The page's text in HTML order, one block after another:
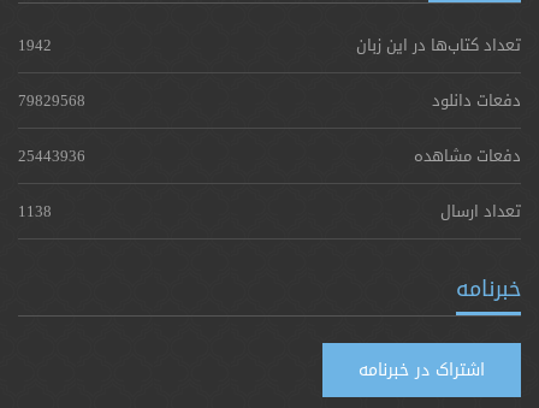
تعداد کتاب‌ها در این زبان
1942
دفعات دانلود
79829568
دفعات مشاهده
25443936
تعداد ارسال
1138
خبرنامه
اشتراک در خبرنامه